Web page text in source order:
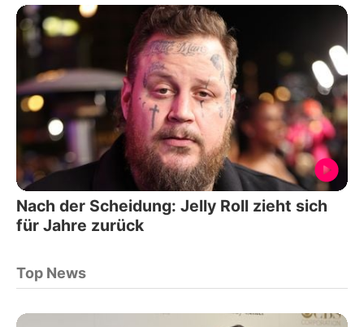
Nach der Scheidung: Jelly Roll zieht sich
für Jahre zurück
Top News